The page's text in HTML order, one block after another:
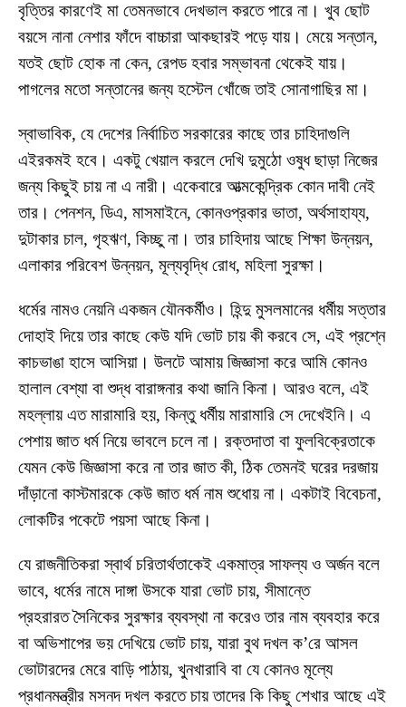
বৃত্তির কারণেই মা তেমনভাবে দেখভাল করতে পারে না। খুব ছোট
বয়সে নানা নেশার ফাঁদে বাচ্চারা আকছারই পড়ে যায়। মেয়ে সন্তান,
যতই ছোট হোক না কেন, রেপড হবার সম্ভাবনা থেকেই যায়।
পাগলের মতো সন্তানের জন্য হস্টেল খোঁজে তাই সোনাগাছির মা।
স্বাভাবিক, যে দেশের নির্বাচিত সরকারের কাছে তার চাহিদাগুলি
এইরকমই হবে। একটু খেয়াল করলে দেখি দুমুঠো ওষুধ ছাড়া নিজের
জন্য কিছুই চায় না এ নারী। একেবারে আত্মকেন্দ্রিক কোন দাবী নেই
তার। পেনশন, ডিএ, মাসমাইনে, কোনওপ্রকার ভাতা, অর্থসাহায্য,
দুটাকার চাল, গৃহঋণ, কিচ্ছু না। তার চাহিদায় আছে শিক্ষা উন্নয়ন,
এলাকার পরিবেশ উন্নয়ন, মূল্যবৃদ্ধি রোধ, মহিলা সুরক্ষা।
ধর্মের নামও নেয়নি একজন যৌনকর্মীও। হিন্দু মুসলমানের ধর্মীয় সত্তার
দোহাই দিয়ে তার কাছে কেউ যদি ভোট চায় কী করবে সে, এই প্রশ্নে
কাচভাঙা হাসে আসিয়া। উলটে আমায় জিজ্ঞাসা করে আমি কোনও
হালাল বেশ্যা বা শুদ্ধ বারাঙ্গনার কথা জানি কিনা। আরও বলে, এই
মহল্লায় এত মারামারি হয়, কিন্তু ধর্মীয় মারামারি সে দেখেইনি। এ
পেশায় জাত ধর্ম নিয়ে ভাবলে চলে না। রক্তদাতা বা ফুলবিক্রেতাকে
যেমন কেউ জিজ্ঞাসা করে না তার জাত কী, ঠিক তেমনই ঘরের দরজায়
দাঁড়ানো কাস্টমারকে কেউ জাত ধর্ম নাম শুধোয় না। একটাই বিবেচনা,
লোকটির পকেটে পয়সা আছে কিনা।
যে রাজনীতিকরা স্বার্থ চরিতার্থতাকেই একমাত্র সাফল্য ও অর্জন বলে
ভাবে, ধর্মের নামে দাঙ্গা উসকে যারা ভোট চায়, সীমান্তে
প্রহরারত সৈনিকের সুরক্ষার ব্যবস্থা না করেও তার নাম ব্যবহার করে
বা অভিশাপের ভয় দেখিয়ে ভোট চায়, যারা বুথ দখল ক’রে আসল
ভোটারদের মেরে বাড়ি পাঠায়, খুনখারাবি বা যে কোনও মূল্যে
প্রধানমন্ত্রীর মসনদ দখল করতে চায় তাদের কি কিছু শেখার আছে এই